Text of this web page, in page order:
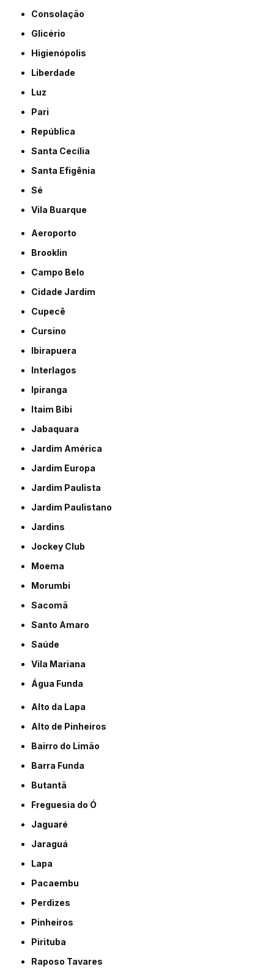
Consolação
Glicério
Higienópolis
Liberdade
Luz
Pari
República
Santa Cecília
Santa Efigênia
Sé
Vila Buarque
Aeroporto
Brooklin
Campo Belo
Cidade Jardim
Cupecê
Cursino
Ibirapuera
Interlagos
Ipiranga
Itaim Bibi
Jabaquara
Jardim América
Jardim Europa
Jardim Paulista
Jardim Paulistano
Jardins
Jockey Club
Moema
Morumbi
Sacomã
Santo Amaro
Saúde
Vila Mariana
Água Funda
Alto da Lapa
Alto de Pinheiros
Bairro do Limão
Barra Funda
Butantã
Freguesia do Ó
Jaguaré
Jaraguá
Lapa
Pacaembu
Perdizes
Pinheiros
Pirituba
Raposo Tavares